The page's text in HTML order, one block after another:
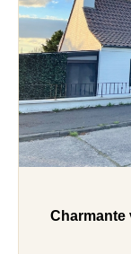
Charmante